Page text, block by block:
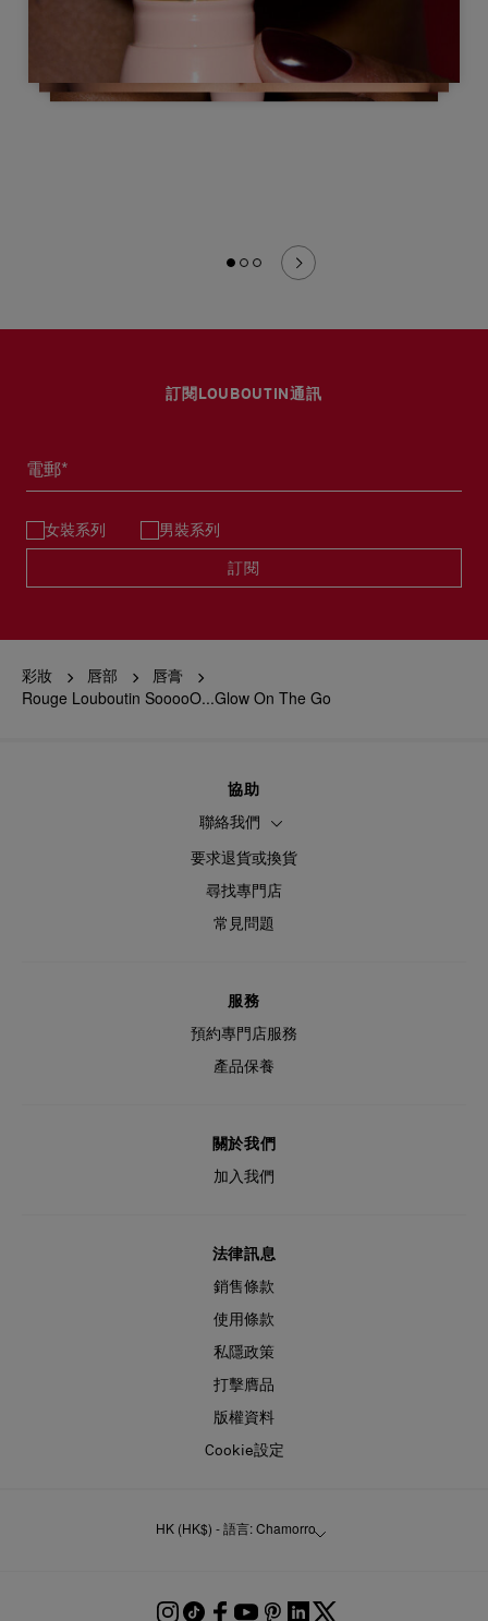
訂閱LOUBOUTIN通訊
電郵*
女裝系列 男裝系列
訂閱
彩妝 唇部
唇膏
Rouge Louboutin SooooO...Glow On The Go
協助
聯絡我們
要求退貨或換貨
尋找專門店
常見問題
服務
預約專門店服務
產品保養
關於我們
加入我們
法律訊息
銷售條款
使用條款
私隱政策
打擊膺品
版權資料
Cookie設定
HK (HK$) - 語言: Chamorro